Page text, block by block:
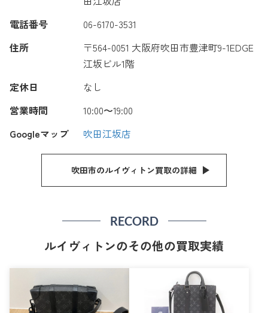
電話番号
06-6170-3531
住所
〒564-0051 大阪府吹田市豊津町9-1EDGE
江坂ビル1階
定休日
なし
営業時間
10:00〜19:00
Googleマップ
吹田江坂店
吹田市のルイヴィトン買取の詳細
RECORD
ルイヴィトンのその他の買取実績